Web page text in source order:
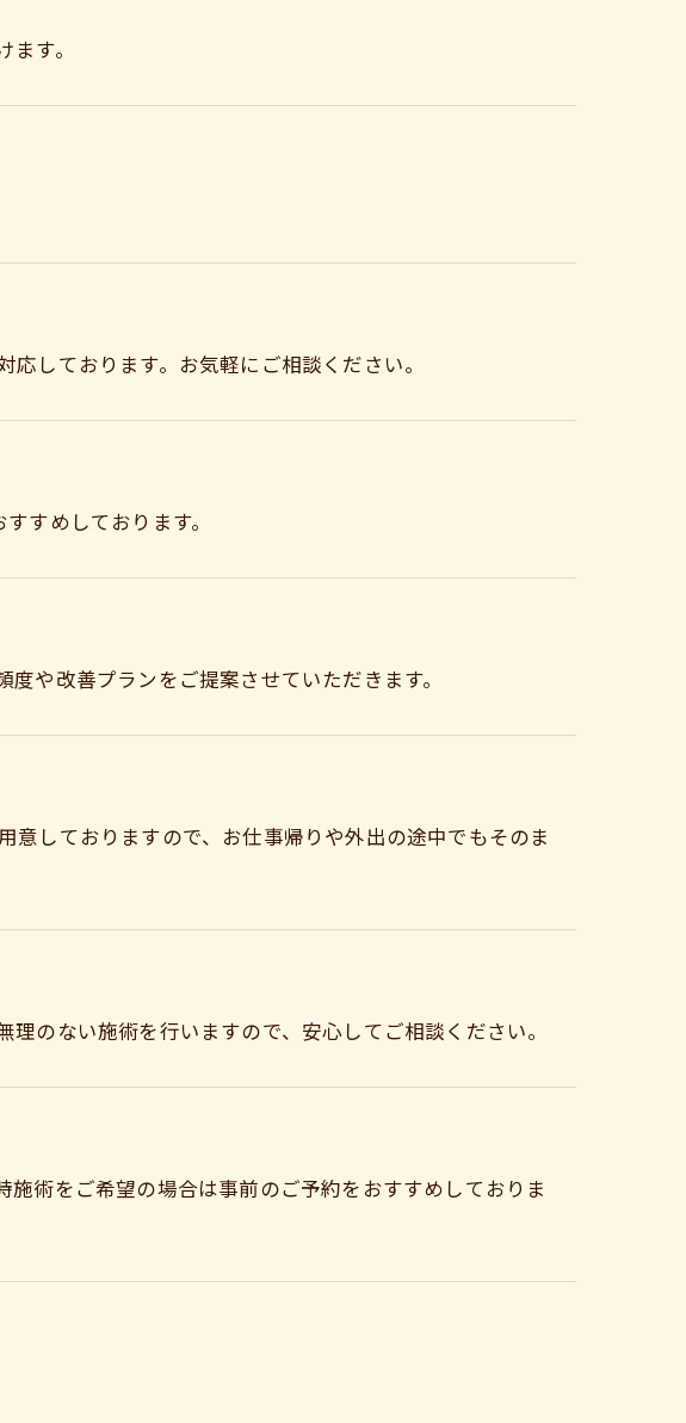
す。
しております。お気軽にご相談ください。
すめしております。
や改善プランをご提案させていただきます。
しておりますので、お仕事帰りや外出の途中でもそのま
のない施術を行いますので、安心してご相談ください。
術をご希望の場合は事前のご予約をおすすめしておりま